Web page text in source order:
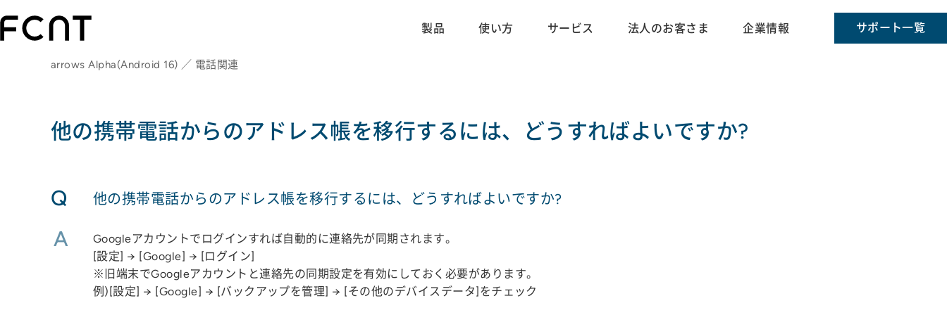
製品 使い方 サービス 法人のお客さま 企業情報 サポート一覧
arrows Alpha(Android 16) ／ 電話関連
他の携帯電話からのアドレス帳を移行するには、どうすればよいですか?
Q 他の携帯電話からのアドレス帳を移行するには、どうすればよいですか?
A
Googleアカウントでログインすれば自動的に連絡先が同期されます。
[設定] → [Google] → [ログイン]
※旧端末でGoogleアカウントと連絡先の同期設定を有効にしておく必要があります。
例)[設定] → [Google] → [バックアップを管理] → [その他のデバイスデータ]をチェック